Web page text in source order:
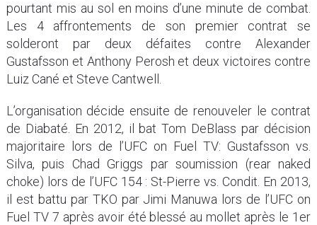
pourtant mis au sol en moins d’une minute de combat.
Les 4 affrontements de son premier contrat se
solderont par deux défaites contre Alexander
Gustafsson et Anthony Perosh et deux victoires contre
Luiz Cané et Steve Cantwell.
L’organisation décide ensuite de renouveler le contrat
de Diabaté. En 2012, il bat Tom DeBlass par décision
majoritaire lors de l’UFC on Fuel TV: Gustafsson vs.
Silva, puis Chad Griggs par soumission (rear naked
choke) lors de l’UFC 154 : St-Pierre vs. Condit. En 2013,
il est battu par TKO par Jimi Manuwa lors de l’UFC on
Fuel TV 7 après avoir été blessé au mollet après le 1er